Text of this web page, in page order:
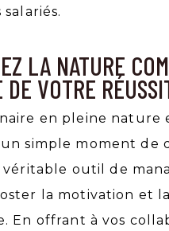
LA NATURE
VOTRE
en pleine nature
simple moment de
véritable outil de
la motivation et
En offrant à vos